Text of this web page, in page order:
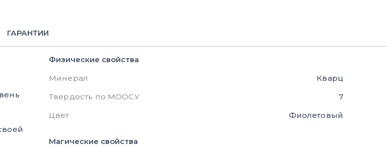
ГАРАНТИИ
Физические свойства
Минерал
Кварц
Твердость по МООСУ
7
Цвет
Фиолетовый
Магические свойства